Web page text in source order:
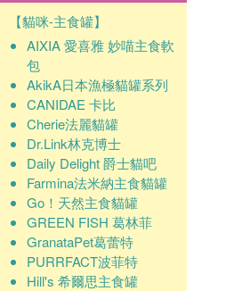
【貓咪-主食罐】
AIXIA 愛喜雅 妙喵主食軟
包
AkikA日本漁極貓罐系列
CANIDAE 卡比
Cherie法麗貓罐
Dr.Link林克博士
Daily Delight 爵士貓吧
Farmina法米納主食貓罐
Go！天然主食貓罐
GREEN FISH 葛林菲
GranataPet葛蕾特
PURRFACT波菲特
Hill's 希爾思主食罐